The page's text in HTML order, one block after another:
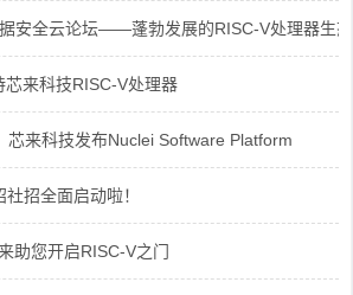
安全云论坛——蓬勃发展的RISC-V处理器生态
来科技RISC-V处理器
芯来科技发布Nuclei Software Platform
招全面启动啦！
助您开启RISC-V之门